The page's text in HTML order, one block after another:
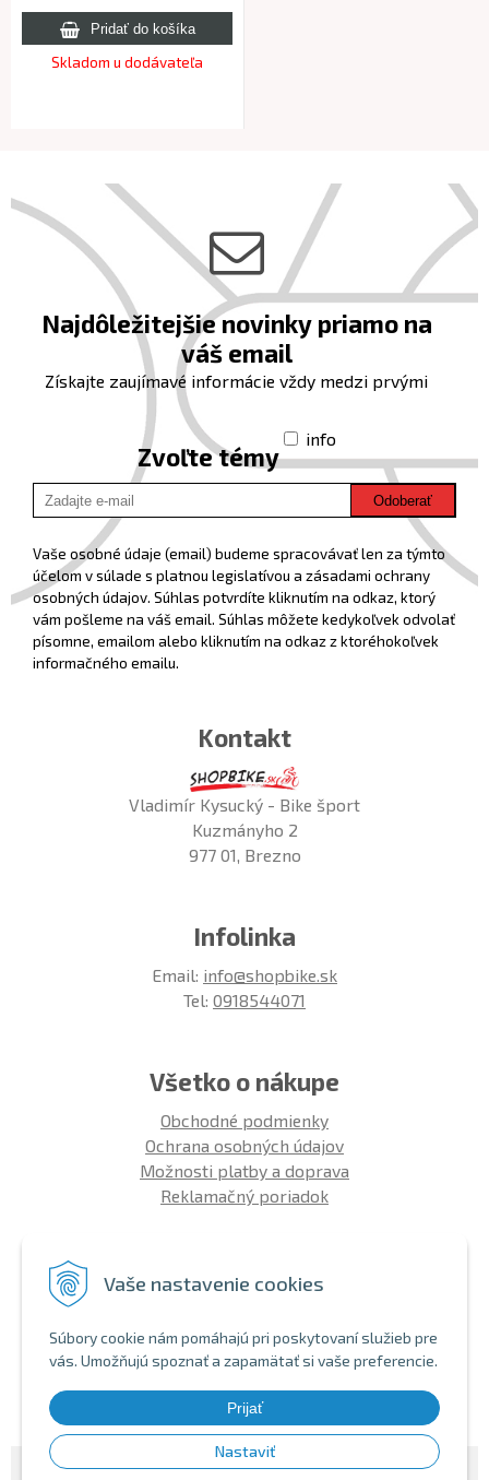
Vaše nastavenie cookies
Súbory cookie nám pomáhajú pri poskytovaní služieb pre
vás. Umožňujú spoznať a zapamätať si vaše preferencie.
Prijať
Nastaviť
Skladom u dodávateľa
Najdôležitejšie novinky priamo na
váš email
Získajte zaujímavé informácie vždy medzi prvými
Zvoľte témy
info
Odoberať
Vaše osobné údaje (email) budeme spracovávať len za týmto
účelom v súlade s platnou legislatívou a zásadami ochrany
osobných údajov. Súhlas potvrdíte kliknutím na odkaz, ktorý
vám pošleme na váš email. Súhlas môžete kedykoľvek odvolať
písomne, emailom alebo kliknutím na odkaz z ktoréhokoľvek
informačného emailu.
Kontakt
Vladimír Kysucký - Bike šport
Kuzmányho 2
977 01, Brezno
Infolinka
Email: info@shopbike.sk
Tel: 0918544071
Všetko o nákupe
Obchodné podmienky
Ochrana osobných údajov
Možnosti platby a doprava
Reklamačný poriadok
Aký bicykel kúpiť 26' | 27,5' | 29'
Nákup na splátky
Bezhotovostná platba
© 2026 SHOPBIKE •NextShop&e-shop Pohoda Connectorby